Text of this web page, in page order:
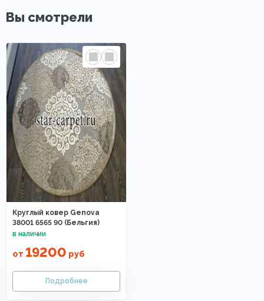
Вы смотрели
Круглый ковер Genova
38001 6565 90 (Бельгия)
от 19200 руб